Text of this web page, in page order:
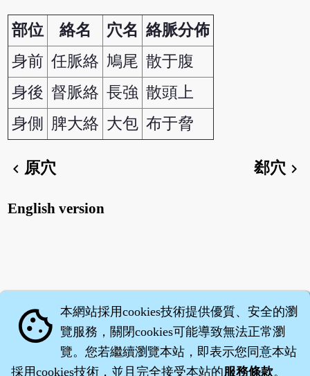
部位 絡名 穴名 絡脈分佈
身前 任脈絡 鳩尾 散于腹
身後 督脈絡 長強 散頭上
身側
脾大絡 大包 布于脅
chevron_left原穴 郄穴chevron_right
English version
cookie 本網站採用cookies技術提供優質、安全的瀏
覽服務，關閉cookies可能導致無法正常瀏
覽。您若繼續瀏覽本站，即表示您同意本站
採用cookies技術，並且完全接受本站的服務條款。